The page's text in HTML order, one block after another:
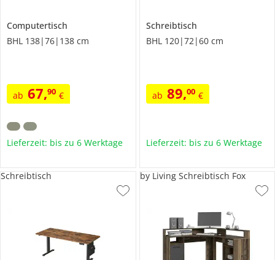
Computertisch
BHL 138|76|138 cm
ab 67,90 €
Lieferzeit: bis zu 6 Werktage
Schreibtisch
BHL 120|72|60 cm
ab 89,00 €
Lieferzeit: bis zu 6 Werktage
Schreibtisch by Living Schreibtisch Fox